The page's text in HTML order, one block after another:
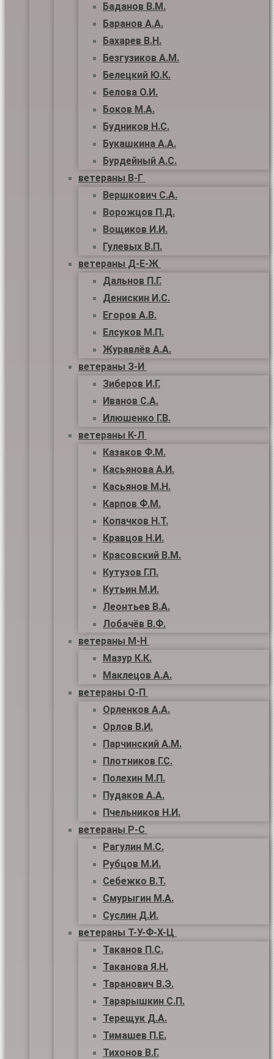
Баданов В.М.
Баранов А.А.
Бахарев В.Н.
Безгузиков А.М.
Белецкий Ю.К.
Белова О.И.
Боков М.А.
Будников Н.С.
Букашкина А.А.
Бурдейный А.С.
ветераны В-Г
Вершкович С.А.
Ворожцов П.Д.
Вощиков И.И.
Гулевых В.П.
ветераны Д-Е-Ж
Дальнов П.Г.
Денискин И.С.
Егоров А.В.
Елсуков М.П.
Журавлёв А.А.
ветераны З-И
Зиберов И.Г.
Иванов С.А.
Илюшенко Г.В.
ветераны К-Л
Казаков Ф.М.
Касьянова А.И.
Касьянов М.Н.
Карпов Ф.М.
Копачков Н.Т.
Кравцов Н.И.
Красовский В.М.
Кутузов Г.П.
Кутьин М.И.
Леонтьев В.А.
Лобачёв В.Ф.
ветераны М-Н
Мазур К.К.
Маклецов А.А.
ветераны О-П
Орленков А.А.
Орлов В.И.
Парчинский А.М.
Плотников Г.С.
Полехин М.П.
Пудаков А.А.
Пчельников Н.И.
ветераны Р-С
Рагулин М.С.
Рубцов М.И.
Себежко В.Т.
Смурыгин М.А.
Суслин Д.И.
ветераны Т-У-Ф-Х-Ц
Таканов П.С.
Таканова Я.Н.
Таранович В.Э.
Тарарышкин С.П.
Терещук Д.А.
Тимашев П.Е.
Тихонов В.Г.